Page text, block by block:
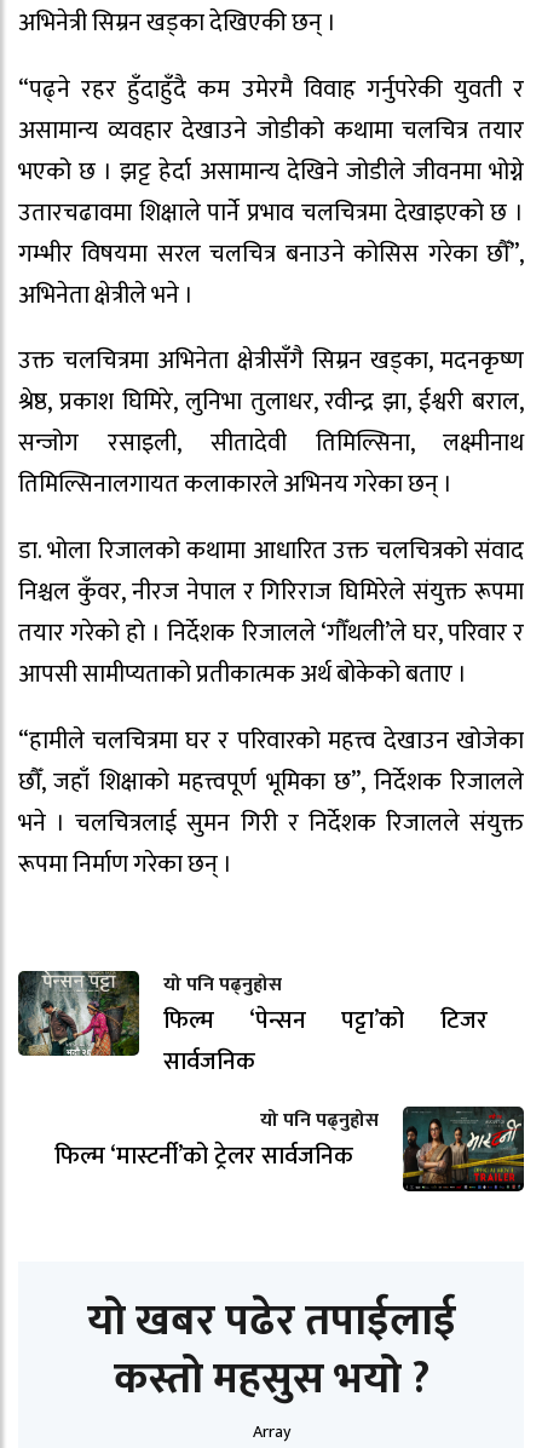
अभिनेत्री सिम्रन खड्का देखिएकी छन् ।
“पढ्ने रहर हुँदाहुँदै कम उमेरमै विवाह गर्नुपरेकी युवती र
असामान्य व्यवहार देखाउने जोडीको कथामा चलचित्र तयार
भएको छ । झट्ट हेर्दा असामान्य देखिने जोडीले जीवनमा भोग्ने
उतारचढावमा शिक्षाले पार्ने प्रभाव चलचित्रमा देखाइएको छ ।
गम्भीर विषयमा सरल चलचित्र बनाउने कोसिस गरेका छौँ”,
अभिनेता क्षेत्रीले भने ।
उक्त चलचित्रमा अभिनेता क्षेत्रीसँगै सिम्रन खड्का, मदनकृष्ण
श्रेष्ठ, प्रकाश घिमिरे, लुनिभा तुलाधर, रवीन्द्र झा, ईश्वरी बराल,
सन्जोग रसाइली, सीतादेवी तिमिल्सिना, लक्ष्मीनाथ
तिमिल्सिनालगायत कलाकारले अभिनय गरेका छन् ।
डा. भोला रिजालको कथामा आधारित उक्त चलचित्रको संवाद
निश्चल कुँवर, नीरज नेपाल र गिरिराज घिमिरेले संयुक्त रूपमा
तयार गरेको हो । निर्देशक रिजालले ‘गौँथली’ले घर, परिवार र
आपसी सामीप्यताको प्रतीकात्मक अर्थ बोकेको बताए ।
“हामीले चलचित्रमा घर र परिवारको महत्त्व देखाउन खोजेका
छौँ, जहाँ शिक्षाको महत्त्वपूर्ण भूमिका छ”, निर्देशक रिजालले
भने । चलचित्रलाई सुमन गिरी र निर्देशक रिजालले संयुक्त
रूपमा निर्माण गरेका छन् ।
यो पनि पढ्नुहोस
फिल्म ‘पेन्सन पट्टा’को टिजर
सार्वजनिक
यो पनि पढ्नुहोस
फिल्म ‘मास्टर्नी’को ट्रेलर सार्वजनिक
यो खबर पढेर तपाईलाई
कस्तो महसुस भयो ?
Array